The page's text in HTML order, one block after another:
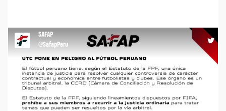
13:11 16-05-26
SAFAP
@SafapPeru